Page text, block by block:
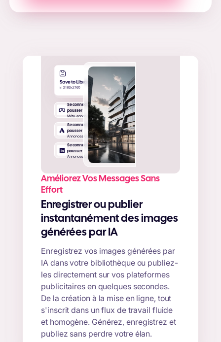
Se connecter pour
pousser
Méta-annonces
Se connecter pour
pousser
Annonces Google
Se connecter pour
pousser
Annonces Linkedin
Améliorez Vos Messages Sans
Effort
Enregistrer ou publier
instantanément des images
générées par IA
Enregistrez vos images générées par
IA dans votre bibliothèque ou publiez-
les directement sur vos plateformes
publicitaires en quelques secondes.
De la création à la mise en ligne, tout
s'inscrit dans un flux de travail fluide
et homogène. Générez, enregistrez et
publiez sans perdre votre élan.